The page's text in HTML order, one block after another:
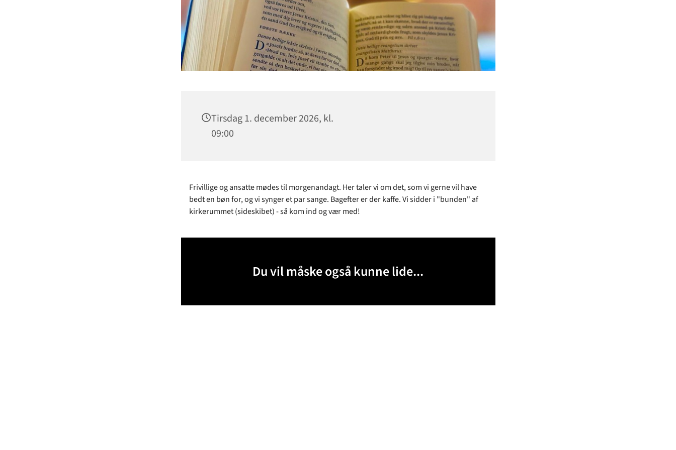
Tirsdag 1. december 2026, kl.
09:00
Frivillige og ansatte mødes til morgenandagt. Her taler vi om det, som vi gerne vil have
bedt en bøn for, og vi synger et par sange. Bagefter er der kaffe. Vi sidder i "bunden" af
kirkerummet (sideskibet) - så kom ind og vær med!
Du vil måske også kunne lide...